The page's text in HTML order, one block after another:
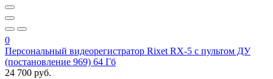
0
Персональный видеорегистратор Rixet RX-5 с пультом ДУ
(постановление 969) 64 Гб
24 700 руб.